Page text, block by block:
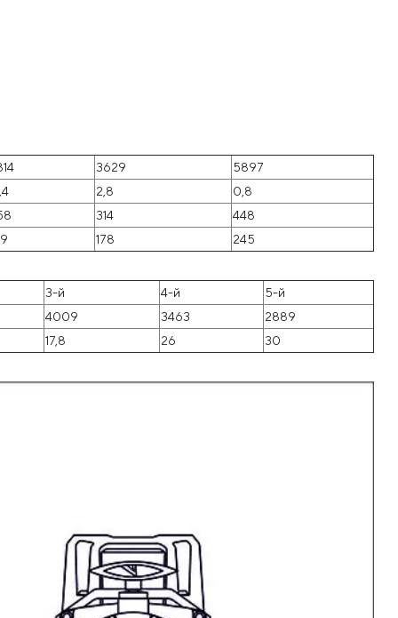
3629
5897
2,8
0,8
314
448
178
245
3-й 4-й
5-й
4009 3463
2889
17,8 26
30